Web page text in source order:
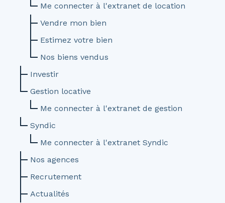
Me connecter à l'extranet de location
Vendre mon bien
Estimez votre bien
Nos biens vendus
Investir
Gestion locative
Me connecter à l'extranet de gestion
Syndic
Me connecter à l'extranet Syndic
Nos agences
Recrutement
Actualités